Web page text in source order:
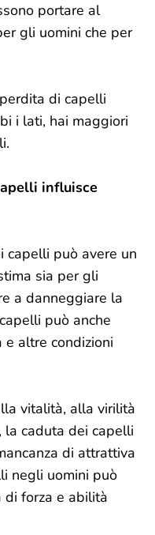
portare al
gli uomini che per
di capelli
i lati, hai maggiori
influisce
capelli può avere un
sia per gli
a danneggiare la
può anche
e altre condizioni
vitalità, alla virilità
la caduta dei capelli
di attrattiva
negli uomini può
di forza e abilità